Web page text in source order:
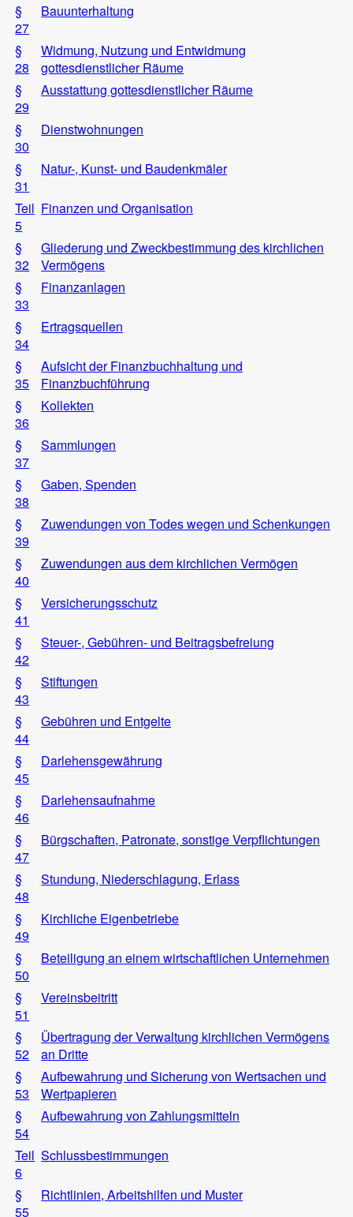
§
27
Bauunterhaltung
§
28
Widmung, Nutzung und Entwidmung
gottesdienstlicher Räume
§
29
Ausstattung gottesdienstlicher Räume
§
30
Dienstwohnungen
§
31
Natur-, Kunst- und Baudenkmäler
Teil
5
Finanzen und Organisation
§
32
Gliederung und Zweckbestimmung des kirchlichen
Vermögens
§
33
Finanzanlagen
§
34
Ertragsquellen
§
35
Aufsicht der Finanzbuchhaltung und
Finanzbuchführung
§
36
Kollekten
§
37
Sammlungen
§
38
Gaben, Spenden
§
39
Zuwendungen von Todes wegen und Schenkungen
§
40
Zuwendungen aus dem kirchlichen Vermögen
§
41
Versicherungsschutz
§
42
Steuer-, Gebühren- und Beitragsbefreiung
§
43
Stiftungen
§
44
Gebühren und Entgelte
§
45
Darlehensgewährung
§
46
Darlehensaufnahme
§
47
Bürgschaften, Patronate, sonstige Verpflichtungen
§
48
Stundung, Niederschlagung, Erlass
§
49
Kirchliche Eigenbetriebe
§
50
Beteiligung an einem wirtschaftlichen Unternehmen
§
51
Vereinsbeitritt
§
52
Übertragung der Verwaltung kirchlichen Vermögens
an Dritte
§
53
Aufbewahrung und Sicherung von Wertsachen und
Wertpapieren
§
54
Aufbewahrung von Zahlungsmitteln
Teil
6
Schlussbestimmungen
§
55
Richtlinien, Arbeitshilfen und Muster